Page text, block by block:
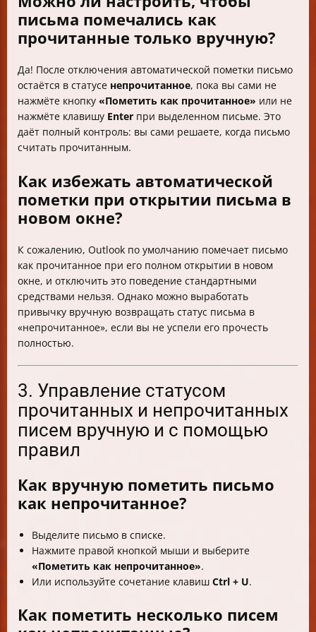
письма помечались как
прочитанные только вручную?
Да! После отключения автоматической пометки письмо
остаётся в статусе непрочитанное, пока вы сами не
нажмёте кнопку «Пометить как прочитанное» или не
нажмёте клавишу Enter при выделенном письме. Это
даёт полный контроль: вы сами решаете, когда письмо
считать прочитанным.
Как избежать автоматической
пометки при открытии письма в
новом окне?
К сожалению, Outlook по умолчанию помечает письмо
как прочитанное при его полном открытии в новом
окне, и отключить это поведение стандартными
средствами нельзя. Однако можно выработать
привычку вручную возвращать статус письма в
«непрочитанное», если вы не успели его прочесть
полностью.
3. Управление статусом
прочитанных и непрочитанных
писем вручную и с помощью
правил
Как вручную пометить письмо
как непрочитанное?
Выделите письмо в списке.
Нажмите правой кнопкой мыши и выберите
«Пометить как непрочитанное».
Или используйте сочетание клавиш Ctrl + U.
Как пометить несколько писем